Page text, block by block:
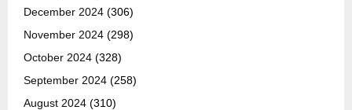
December 2024 (306)
November 2024 (298)
October 2024 (328)
September 2024 (258)
August 2024 (310)